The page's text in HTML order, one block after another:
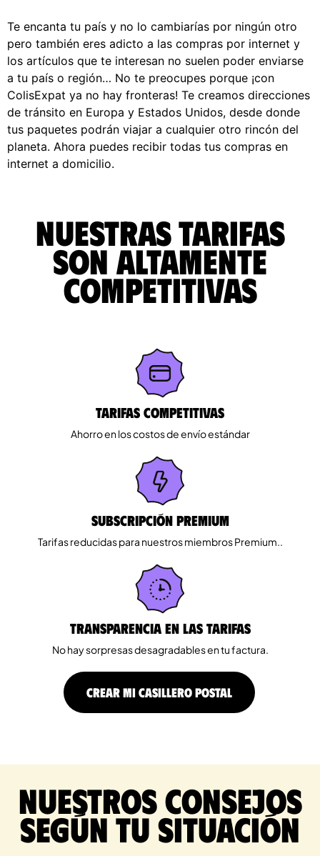
Te encanta tu país y no lo cambiarías por ningún otro
pero también eres adicto a las compras por internet y
los artículos que te interesan no suelen poder enviarse
a tu país o región… No te preocupes porque ¡con
ColisExpat ya no hay fronteras! Te creamos direcciones
de tránsito en Europa y Estados Unidos, desde donde
tus paquetes podrán viajar a cualquier otro rincón del
planeta. Ahora puedes recibir todas tus compras en
internet a domicilio.
Nuestras tarifas
son altamente
competitivas
Tarifas competitivas
Ahorro en los costos de envío estándar
Subscripción Premium
Tarifas reducidas para nuestros miembros Premium..
Transparencia en las tarifas
No hay sorpresas desagradables en tu factura.
CREAR MI CASILLERO POSTAL
Nuestros consejos
según tu situación